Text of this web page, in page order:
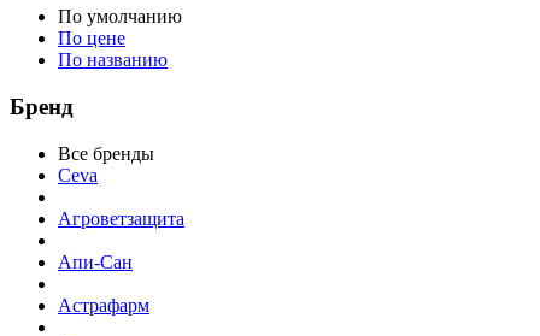
По умолчанию
По цене
По названию
Бренд
Все бренды
Ceva
Агроветзащита
Апи-Сан
Астрафарм